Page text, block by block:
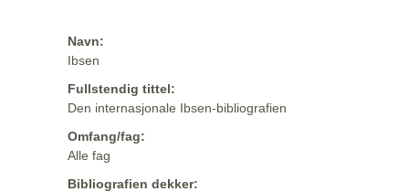
Navn:
Ibsen
Fullstendig tittel:
Den internasjonale Ibsen-bibliografien
Omfang/fag:
Alle fag
Bibliografien dekker: